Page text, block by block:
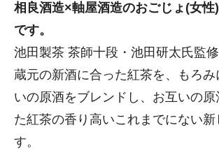
相良酒造×軸屋酒造のおごじょ(女性
です。
池田製茶 茶師十段・池田研太氏監
蔵元の新酒に合った紅茶を、もろ
いの原酒をブレンドし、お互いの原
た紅茶の香り高いこれまでにない
す。